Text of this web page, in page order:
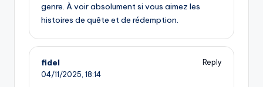
genre. À voir absolument si vous aimez les
histoires de quête et de rédemption.
fidel
Reply
04/11/2025, 18:14